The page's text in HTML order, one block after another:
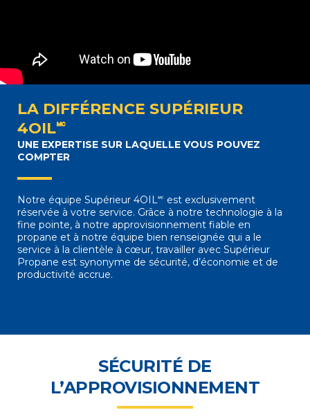
LA DIFFÉRENCE SUPÉRIEUR
4OIL🅪
UNE EXPERTISE SUR LAQUELLE VOUS POUVEZ
COMPTER
Notre équipe Supérieur 4OIL🅪 est exclusivement
réservée à votre service. Grâce à notre technologie à la
fine pointe, à notre approvisionnement fiable en
propane et à notre équipe bien renseignée qui a le
service à la clientèle à cœur, travailler avec Supérieur
Propane est synonyme de sécurité, d’économie et de
productivité accrue.
SÉCURITÉ DE
L’APPROVISIONNEMENT